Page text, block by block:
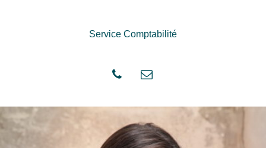
Service Comptabilité